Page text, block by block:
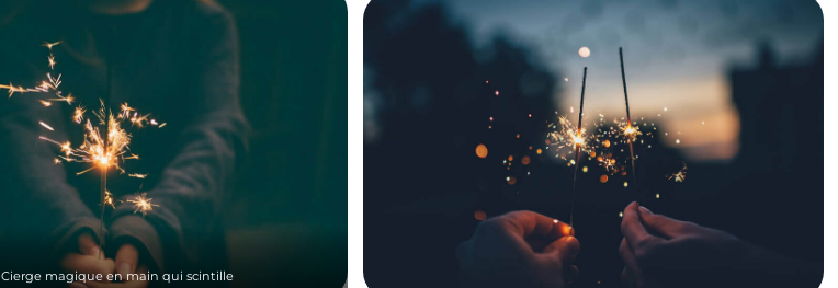
Cierge magique en main qui scintille